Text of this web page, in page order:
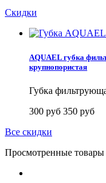
Скидки
AQUAEL губка
крупнопористая
Губка
300 руб 350 руб
Все скидки
Просмотренные товары